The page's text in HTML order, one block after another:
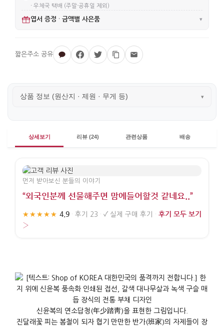
· 우체국 택배 (주말·공휴일 제외)
엽서 증정 · 금액별 사은품 ▾
상품 정보 (원산지 · 제원 · 무게 등) ▾
상세보기 리뷰 (24) 관련상품 배송
먼저 받아보신 분들의 이야기
“외국인분께 선물해주면 맘에들어할것 같네요..”
★★★★★ 4.9 · 후기 23 · ✓ 실제 구매 후기 · 후기 모두 보기
›
신윤복의 연소답청(年少踏靑)을 표현한 그림입니다.
진달래꽃 피는 봄철이 되자 협기 만만한 반가(班家)의 자제들이 장